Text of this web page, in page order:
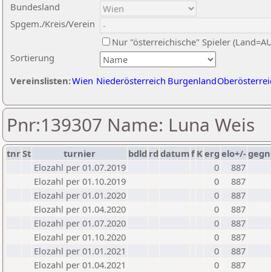
Sortierung
Bundesland
Spgem./Kreis/Verein
Nur "österreichische" Spieler
Vereinslisten:Wien Niederösterreich Burgenland
Pnr:139307 Name: Luna Weis
tnrSt turnier bdld rd datumf Kerg elo+/-
Elozahl per 01.07.2019
0
887
Elozahl per 01.10.2019
0
887
Elozahl per 01.01.2020
0
887
Elozahl per 01.04.2020
0
887
Elozahl per 01.07.2020
0
887
Elozahl per 01.10.2020
0
887
Elozahl per 01.01.2021
0
887
Elozahl per 01.04.2021
0
887